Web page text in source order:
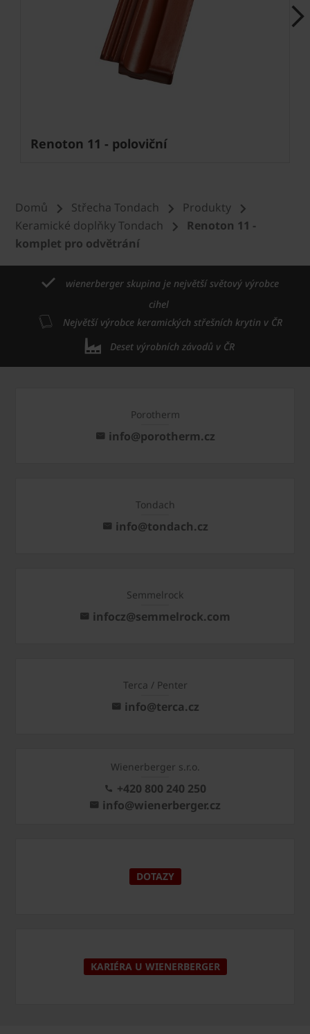
Renoton 11 - poloviční
Domů Střecha Tondach
Produkty
Keramické doplňky Tondach
Renoton 11 -
komplet pro odvětrání
wienerberger skupina je největší světový výrobce
cihel
Největší výrobce keramických střešních krytin v ČR
Deset výrobních závodů v ČR
Porotherm
info@porotherm.cz
Tondach
info@tondach.cz
Semmelrock
infocz@semmelrock.com
Terca / Penter
info@terca.cz
Wienerberger s.r.o.
+420 800 240 250
info@wienerberger.cz
DOTAZY
KARIÉRA U WIENERBERGER